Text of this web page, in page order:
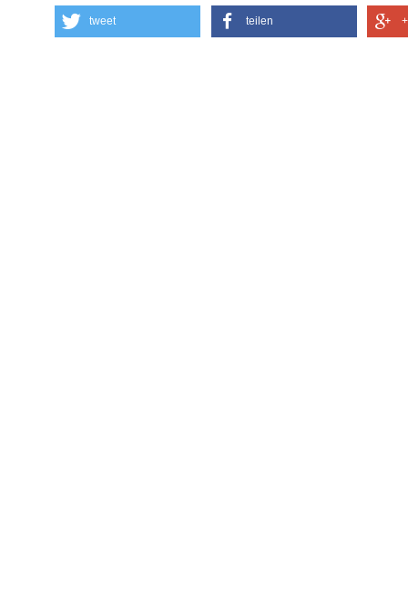
tweet teilen